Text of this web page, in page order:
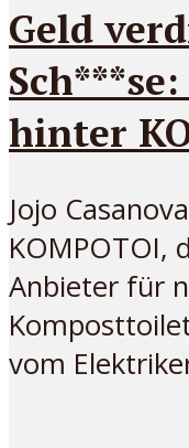
Geld
hinter
Jojo
KOMPOTOI,
Anbieter für
vom